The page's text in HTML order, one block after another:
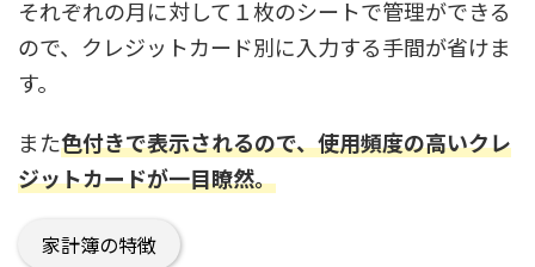
それぞれの月に対して１枚のシートで管理ができる
ので、クレジットカード別に入力する手間が省けま
す。
また色付きで表示されるので、使用頻度の高いクレ
ジットカードが一目瞭然。
家計簿の特徴